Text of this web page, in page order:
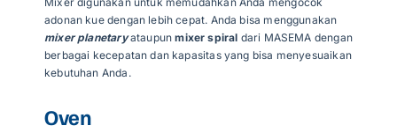
adonan kue dengan lebih cepat. Anda bisa menggunakan
mixer planetary ataupunmixer spiral dari MASEMA dengan
berbagai kecepatan dan kapasitas yang bisa menyesuaikan
kebutuhan Anda.
Oven